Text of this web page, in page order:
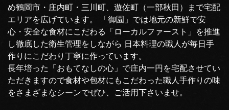
め鶴岡市・庄内町・三川町、遊佐町（一部秋田）まで宅配
エリアを広げています。 「御園」では地元の新鮮で安
心・安全な食材にこだわる「ローカルファースト」を推進
し徹底した衛生管理をしながら 日本料理の職人が毎日手
作りにこだわり丁寧に作っています。
長年培った「おもてなしの心」で庄内一円を宅配させてい
ただきますので食材や包材にもこだわった職人手作りの味
をさまざまなシーンでぜひ、ご活用下さいませ。